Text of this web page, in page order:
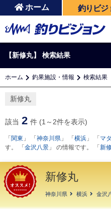
ホーム 釣りビジ
【新修丸】 検索結果
ホーム 釣果施設・情報 検索結果
新修丸
該当 2 件 (1～2件を表示)
「 関東 」 「 神奈川県 」 「 横浜 」 「 マ
す。 「 金沢八景 」 の情報です。 「 新
新修丸
神奈川県 横浜 金沢